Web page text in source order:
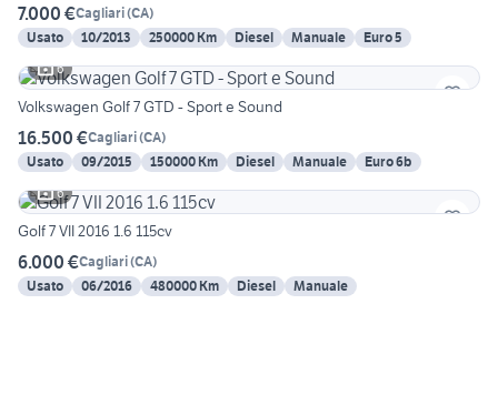
7.000 €Cagliari(CA)
Usato
10/2013 250000 Km Diesel Manuale
Euro 5
6
Volkswagen Golf 7 GTD - Sport e Sound
16.500 €Cagliari(CA)
Usato
09/2015 150000 Km Diesel Manuale
Euro 6b
6
Golf 7 VII 2016 1.6 115cv
6.000 €Cagliari(CA)
Usato
06/2016 480000 Km Diesel Manuale